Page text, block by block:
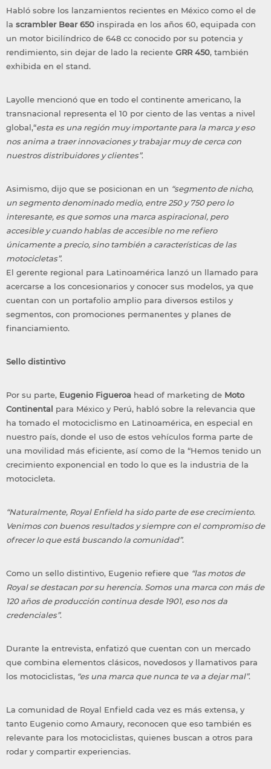
Habló sobre los lanzamientos recientes en México como el de
la scrambler Bear 650 inspirada en los años 60, equipada con
un motor bicilíndrico de 648 cc conocido por su potencia y
rendimiento, sin dejar de lado la reciente GRR 450, también
exhibida en el stand.
Layolle mencionó que en todo el continente americano, la
transnacional representa el 10 por ciento de las ventas a nivel
global,“esta es una región muy importante para la marca y eso
nos anima a traer innovaciones y trabajar muy de cerca con
nuestros distribuidores y clientes”.
Asimismo, dijo que se posicionan en un “segmento de nicho,
un segmento denominado medio, entre 250 y 750 pero lo
interesante, es que somos una marca aspiracional, pero
accesible y cuando hablas de accesible no me refiero
únicamente a precio, sino también a características de las
motocicletas”.
El gerente regional para Latinoamérica lanzó un llamado para
acercarse a los concesionarios y conocer sus modelos, ya que
cuentan con un portafolio amplio para diversos estilos y
segmentos, con promociones permanentes y planes de
financiamiento.
Sello distintivo
Por su parte, Eugenio Figueroa head of marketing de Moto
Continental para México y Perú, habló sobre la relevancia que
ha tomado el motociclismo en Latinoamérica, en especial en
nuestro país, donde el uso de estos vehículos forma parte de
una movilidad más eficiente, así como de la “Hemos tenido un
crecimiento exponencial en todo lo que es la industria de la
motocicleta.
“Naturalmente, Royal Enfield ha sido parte de ese crecimiento.
Venimos con buenos resultados y siempre con el compromiso de
ofrecer lo que está buscando la comunidad”.
Como un sello distintivo, Eugenio refiere que “las motos de
Royal se destacan por su herencia. Somos una marca con más de
120 años de producción continua desde 1901, eso nos da
credenciales”.
Durante la entrevista, enfatizó que cuentan con un mercado
que combina elementos clásicos, novedosos y llamativos para
los motociclistas, “es una marca que nunca te va a dejar mal”­.
La comunidad de Royal Enfield cada vez es más extensa, y
tanto Eugenio como Amaury, reconocen que eso también es
relevante para los motociclistas, quienes buscan a otros para
rodar y compartir experiencias.